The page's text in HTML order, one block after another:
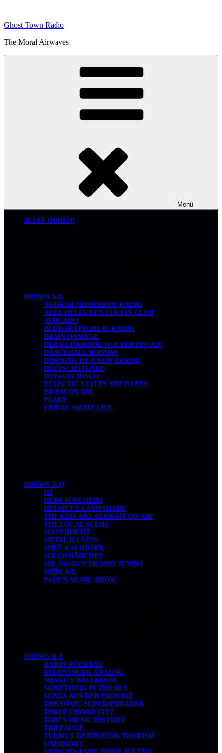
springen
Ghost Town Radio
The Moral Airwaves
Menü
JETZT HÖREN!
SHOWS A-G
AGGRAR NIEDERHOF RADIO
ALEX HELLCAT’S COFFIN CLUB
AVOCADO
BLUTGRÄTSCHE 05 RADIO
BRAIN DAMAGE
DER KLINGENDE WOLPERTINGER
DANCEHALL BOOOM!
DAWNING OF A NEW ERROR
DEUTSCHSTUNDE
DEVIANT DISCO
ECLECTIC STYLES MIT DJ PEE
ER-EM ON AIR
FLAKE
FRIDAY NIGHT LIVE
SHOWS H-Q
H1
HEIM SÜSS HEIM
HELMET’S LAMPSHADE
THE KIDS ARE ALRIGHT ON AIR
THE LOCAL SCENE
MANEDOESIT
METAL ILLNESS
MIKE KALODNER
MILCHMÄDCHEN
MR. MOJO’S MUMBO JUMBO
NIEBLAIR
PAUL’S MUSIC SHOW
SHOWS R-Z
RADIO RÜCKBAU
REGENSBURG ANALOG
SHAKE’S BALLROOM
SOMETHING IN THE 80’S
SONGS AUS DER PROVINZ
THE SONIC SUPERSPREADER
THREE CHORD CITY
TOBI’S MUSIC HISTORY
TRIEFAUGE
TURBO’S DEATHPUNK TOURISM
UNERHÖRT